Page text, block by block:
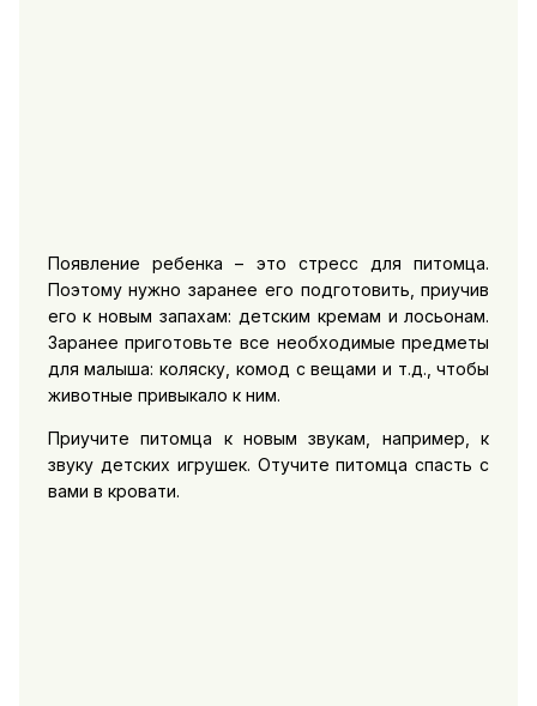
Появление ребенка – это стресс для питомца.
Поэтому нужно заранее его подготовить, приучив
его к новым запахам: детским кремам и лосьонам.
Заранее приготовьте все необходимые предметы
для малыша: коляску, комод с вещами и т.д., чтобы
животные привыкало к ним.
Приучите питомца к новым звукам, например, к
звуку детских игрушек. Отучите питомца спасть с
вами в кровати.